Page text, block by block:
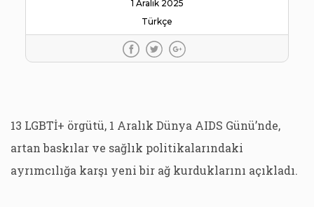
1 Aralık 2025
Türkçe
13 LGBTİ+ örgütü, 1 Aralık Dünya AIDS Günü’nde,
artan baskılar ve sağlık politikalarındaki
ayrımcılığa karşı yeni bir ağ kurduklarını açıkladı.